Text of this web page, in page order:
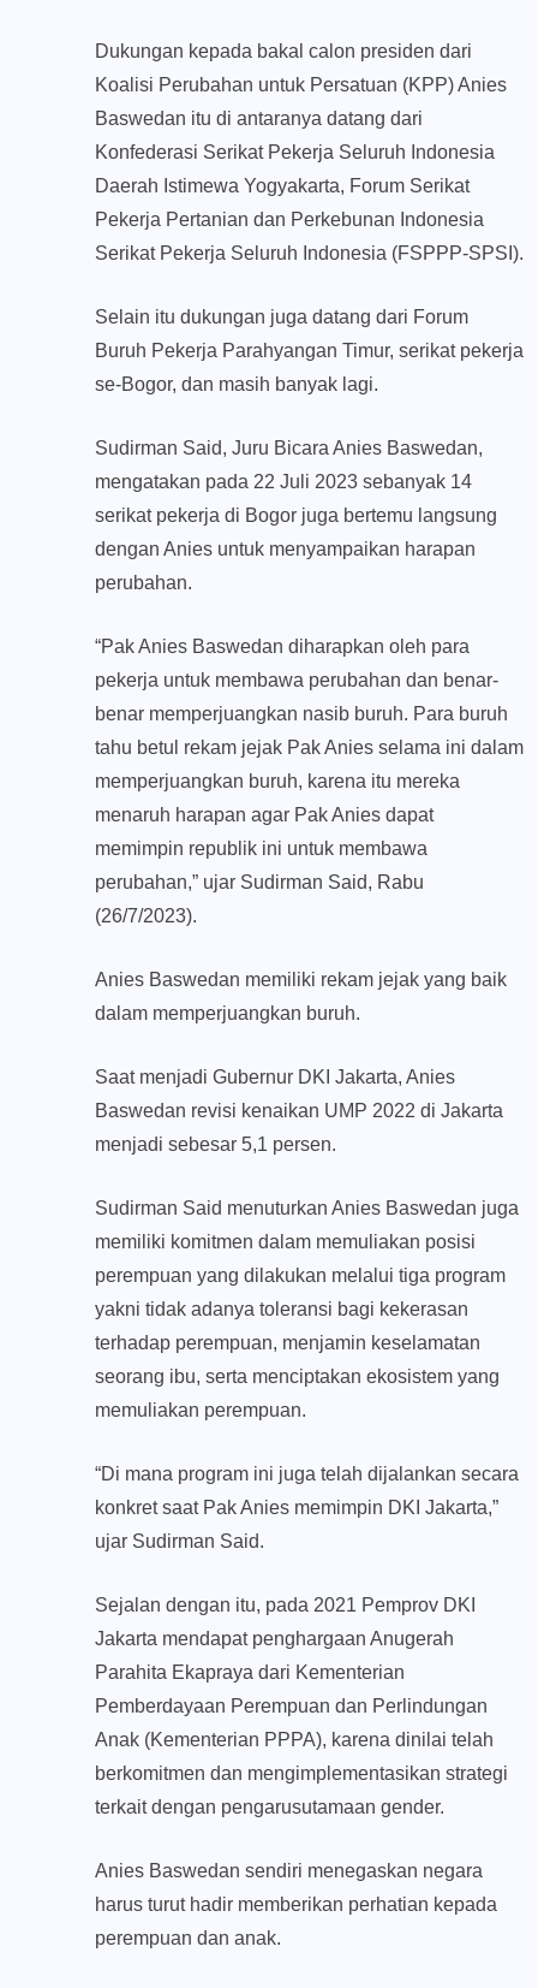
Dukungan kepada bakal calon presiden dari
Koalisi Perubahan untuk Persatuan (KPP) Anies
Baswedan itu di antaranya datang dari
Konfederasi Serikat Pekerja Seluruh Indonesia
Daerah Istimewa Yogyakarta, Forum Serikat
Pekerja Pertanian dan Perkebunan Indonesia
Serikat Pekerja Seluruh Indonesia (FSPPP-SPSI).
Selain itu dukungan juga datang dari Forum
Buruh Pekerja Parahyangan Timur, serikat pekerja
se-Bogor, dan masih banyak lagi.
Sudirman Said, Juru Bicara Anies Baswedan,
mengatakan pada 22 Juli 2023 sebanyak 14
serikat pekerja di Bogor juga bertemu langsung
dengan Anies untuk menyampaikan harapan
perubahan.
“Pak Anies Baswedan diharapkan oleh para
pekerja untuk membawa perubahan dan benar-
benar memperjuangkan nasib buruh. Para buruh
tahu betul rekam jejak Pak Anies selama ini dalam
memperjuangkan buruh, karena itu mereka
menaruh harapan agar Pak Anies dapat
memimpin republik ini untuk membawa
perubahan,” ujar Sudirman Said, Rabu
(26/7/2023).
Anies Baswedan memiliki rekam jejak yang baik
dalam memperjuangkan buruh.
Saat menjadi Gubernur DKI Jakarta, Anies
Baswedan revisi kenaikan UMP 2022 di Jakarta
menjadi sebesar 5,1 persen.
Sudirman Said menuturkan Anies Baswedan juga
memiliki komitmen dalam memuliakan posisi
perempuan yang dilakukan melalui tiga program
yakni tidak adanya toleransi bagi kekerasan
terhadap perempuan, menjamin keselamatan
seorang ibu, serta menciptakan ekosistem yang
memuliakan perempuan.
“Di mana program ini juga telah dijalankan secara
konkret saat Pak Anies memimpin DKI Jakarta,”
ujar Sudirman Said.
Sejalan dengan itu, pada 2021 Pemprov DKI
Jakarta mendapat penghargaan Anugerah
Parahita Ekapraya dari Kementerian
Pemberdayaan Perempuan dan Perlindungan
Anak (Kementerian PPPA), karena dinilai telah
berkomitmen dan mengimplementasikan strategi
terkait dengan pengarusutamaan gender.
Anies Baswedan sendiri menegaskan negara
harus turut hadir memberikan perhatian kepada
perempuan dan anak.